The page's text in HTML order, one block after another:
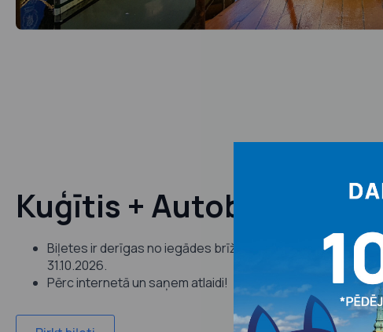
Kuģītis + Autobuss
Biļetes ir derīgas no iegādes brīža līdz sezonas beigām –
31.10.2026.
Pērc internetā un saņem atlaidi!